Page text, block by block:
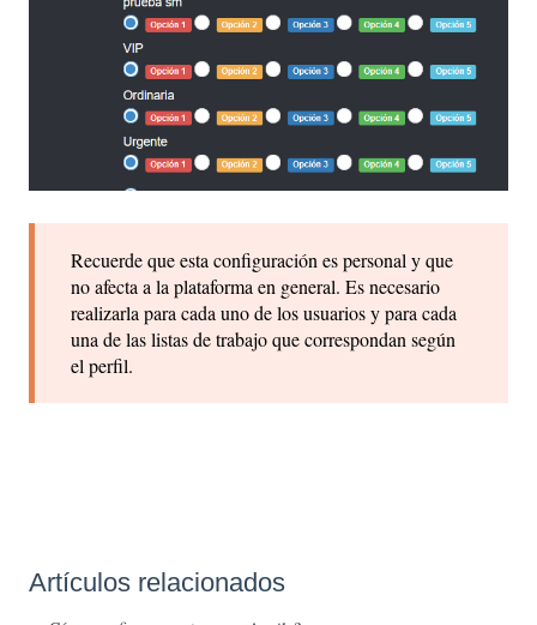
Recuerde que esta configuración es personal y que
no afecta a la plataforma en general. Es necesario
realizarla para cada uno de los usuarios y para cada
una de las listas de trabajo que correspondan según
el perfil.
Artículos relacionados